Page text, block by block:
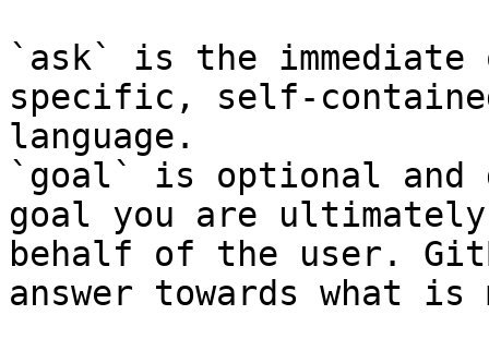
`ask` is the
specific, self-
language.
`goal` is optional and
goal you are
behalf of the user.
answer towards what